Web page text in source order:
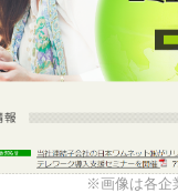
※画像は各企